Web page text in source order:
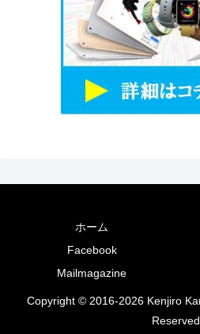
ホーム
Facebook
Mailmagazine
Copyright © 2016-2026 Kenjiro
Reserved.